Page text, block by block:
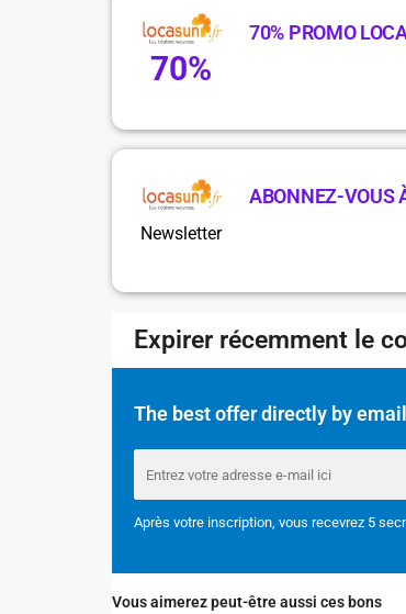
70%
70% PROMO
Newsletter
ABONNEZ-VOUS
Expirer récemment le
The best offer directly by
Après votre inscription, vous recevrez 5
Vous aimerez peut-être aussi ces bons